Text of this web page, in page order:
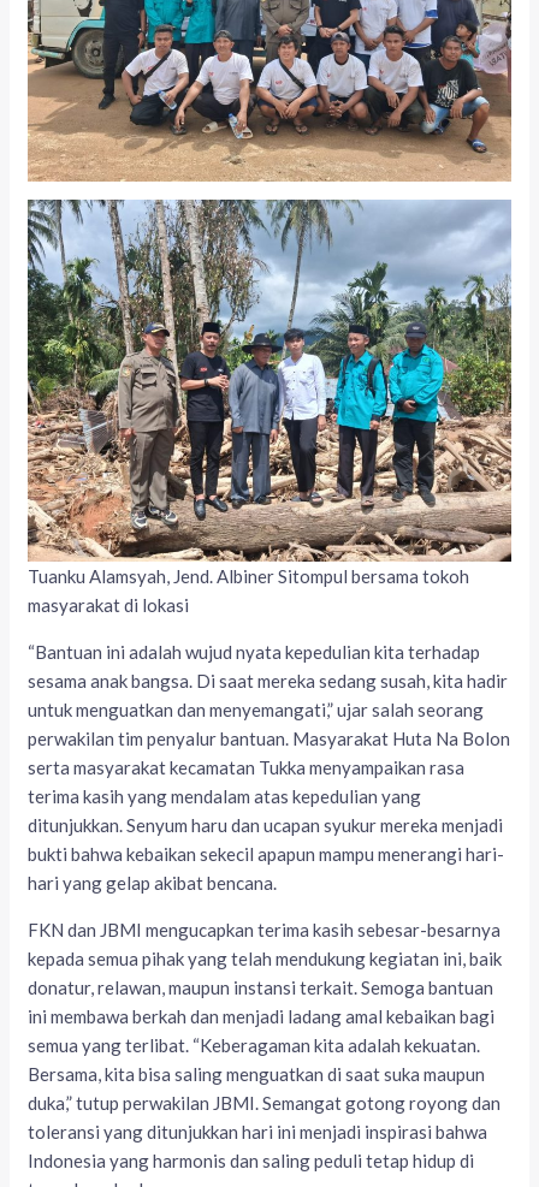
Tuanku Alamsyah, Jend. Albiner Sitompul bersama tokoh
masyarakat di lokasi
“Bantuan ini adalah wujud nyata kepedulian kita terhadap
sesama anak bangsa. Di saat mereka sedang susah, kita hadir
untuk menguatkan dan menyemangati,” ujar salah seorang
perwakilan tim penyalur bantuan. Masyarakat Huta Na Bolon
serta masyarakat kecamatan Tukka menyampaikan rasa
terima kasih yang mendalam atas kepedulian yang
ditunjukkan. Senyum haru dan ucapan syukur mereka menjadi
bukti bahwa kebaikan sekecil apapun mampu menerangi hari-
hari yang gelap akibat bencana.
FKN dan JBMI mengucapkan terima kasih sebesar-besarnya
kepada semua pihak yang telah mendukung kegiatan ini, baik
donatur, relawan, maupun instansi terkait. Semoga bantuan
ini membawa berkah dan menjadi ladang amal kebaikan bagi
semua yang terlibat. “Keberagaman kita adalah kekuatan.
Bersama, kita bisa saling menguatkan di saat suka maupun
duka,” tutup perwakilan JBMI. Semangat gotong royong dan
toleransi yang ditunjukkan hari ini menjadi inspirasi bahwa
Indonesia yang harmonis dan saling peduli tetap hidup di